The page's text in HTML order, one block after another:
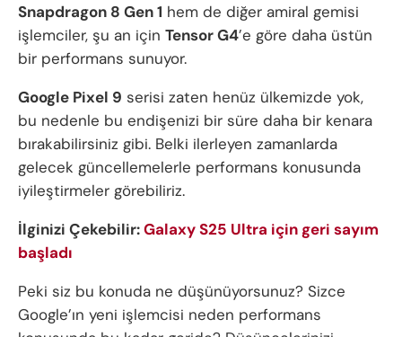
Snapdragon 8 Gen 1 hem de diğer amiral gemisi
işlemciler, şu an için Tensor G4’e göre daha üstün
bir performans sunuyor.
Google Pixel 9 serisi zaten henüz ülkemizde yok,
bu nedenle bu endişenizi bir süre daha bir kenara
bırakabilirsiniz gibi. Belki ilerleyen zamanlarda
gelecek güncellemelerle performans konusunda
iyileştirmeler görebiliriz.
İlginizi Çekebilir:Galaxy S25 Ultra için geri sayım
başladı
Peki siz bu konuda ne düşünüyorsunuz? Sizce
Google’ın yeni işlemcisi neden performans